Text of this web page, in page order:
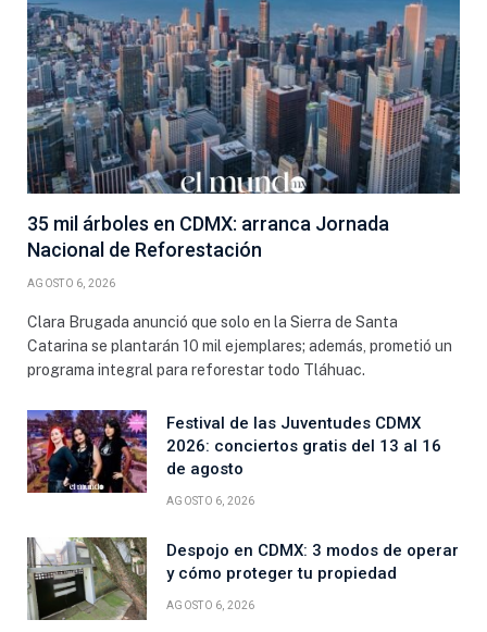
35 mil árboles en CDMX: arranca Jornada
Nacional de Reforestación
AGOSTO 6, 2026
Clara Brugada anunció que solo en la Sierra de Santa
Catarina se plantarán 10 mil ejemplares; además, prometió un
programa integral para reforestar todo Tláhuac.
Festival de las Juventudes CDMX
2026: conciertos gratis del 13 al 16
de agosto
AGOSTO 6, 2026
Despojo en CDMX: 3 modos de operar
y cómo proteger tu propiedad
AGOSTO 6, 2026